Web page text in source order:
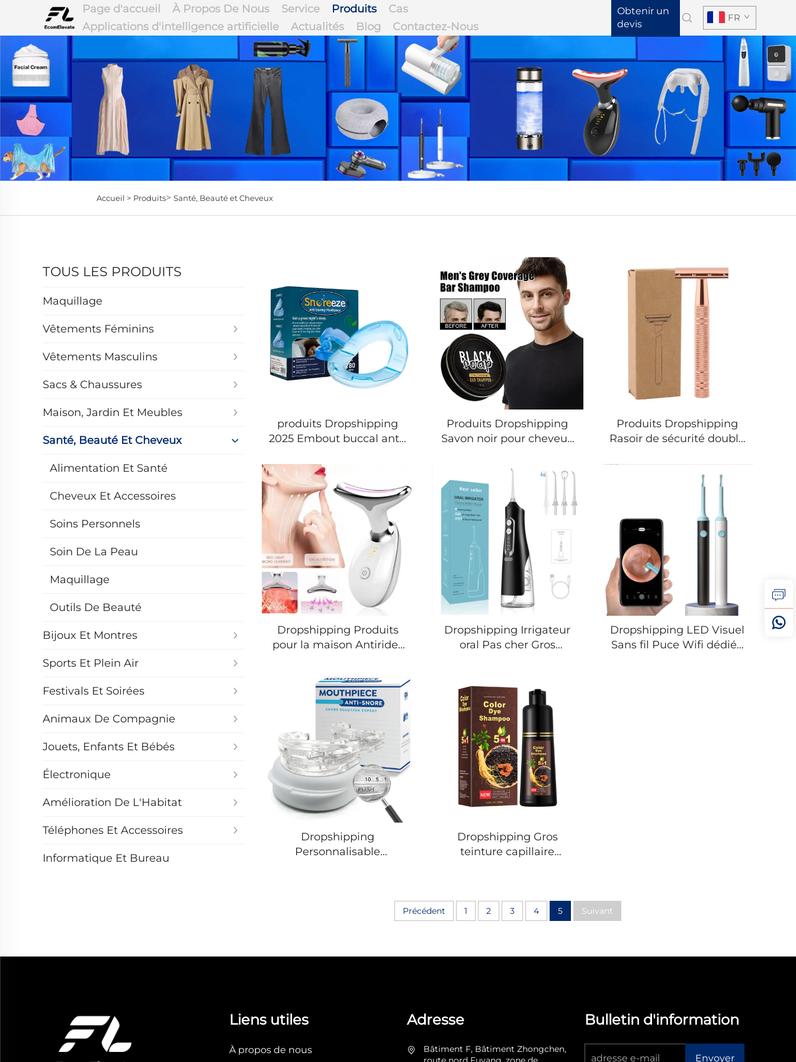
Page d'accueil À Propos De Nous Service Produits
Cas
Applications d'intelligence artificielle
Actualités Blog Contactez-Nous
Obtenir un
devis
FR
Accueil > Produits> Santé, Beauté et Cheveux
TOUS LES PRODUITS
Maquillage
Vêtements Féminins
Vêtements Masculins
Sacs & Chaussures
Maison, Jardin Et Meubles
Santé, Beauté Et Cheveux
Alimentation Et Santé
Cheveux Et Accessoires
Soins Personnels
Soin De La Peau
Maquillage
Outils De Beauté
Bijoux Et Montres
Sports Et Plein Air
Festivals Et Soirées
Animaux De Compagnie
Jouets, Enfants Et Bébés
Électronique
Amélioration De L'Habitat
Téléphones Et Accessoires
Informatique Et Bureau
produits Dropshipping
2025 Embout buccal anti-
Attelle de nuit contre le
bruxisme Arrêt de
l'apnée du sommeil
Produits Dropshipping
Savon noir pour cheveux
des follicules Nourrissage
des racines
Renforcement Couvrance
des cheveux gris
Shampoing en savon
solide
Produits Dropshipping
Rasoir de sécurité double
alliage de zinc Rasoir
Accessoire de rasage
pour hommes
Dropshipping Produits
pour la maison Antirides
cou Dévice de levage
Masseur pour visage
Soins de la peau Outils
de beauté Enlève-pattes-
d'oie Appareil de levage
du cou
Dropshipping Irrigateur
oral Pas cher Gros
nettoyage des dents Eau
de rinçage dentaire
Flosser à eau pour
domicile et voyage
Dropshipping LED Visuel
Sans fil Puce Wifi dédiée
Dropshipping
Personnalisable
Dropshipping Gros
teinture capillaire
capillaire Shampoing
Précédent 1 2 3 4 5 Suivant
Liens utiles
À propos de nous
Adresse
Bâtiment F, Bâtiment Zhongchen,
Bulletin d'information
Envoyer